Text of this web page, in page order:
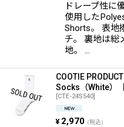
ドレープ性に
使用した
Shorts。 表地
チ。 裏地は総
地。 …
COOTIE
Socks（White）
[CTE-24S540]
¥ 2,970 (税込)